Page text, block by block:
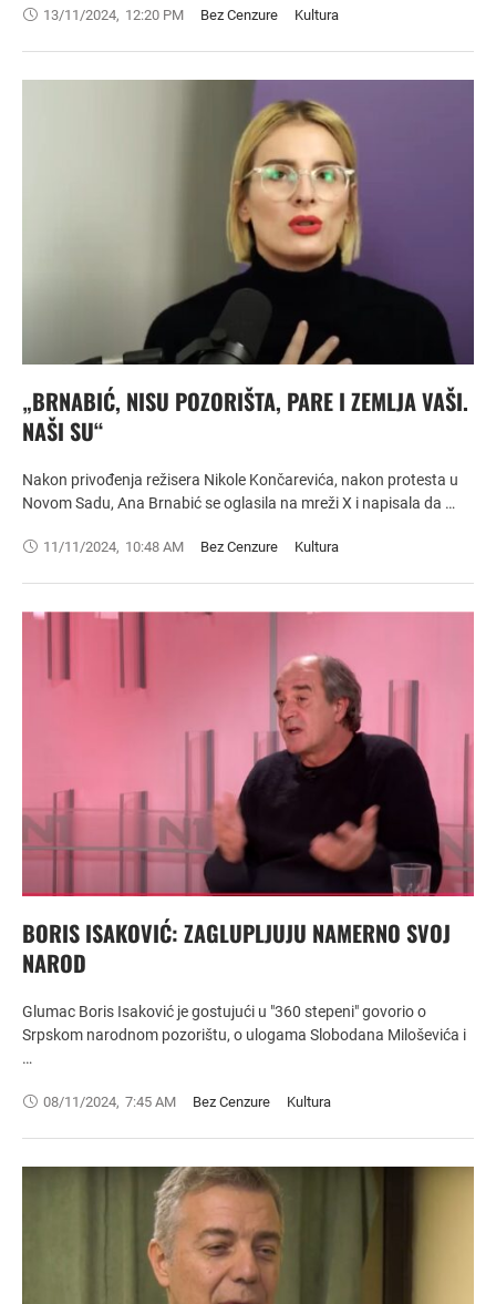
13/11/2024, 12:20 PM Bez Cenzure Kultura
„BRNABIĆ, NISU POZORIŠTA, PARE I ZEMLJA VAŠI.
NAŠI SU“
Nakon privođenja režisera Nikole Končarevića, nakon protesta u
Novom Sadu, Ana Brnabić se oglasila na mreži X i napisala da …
11/11/2024, 10:48 AM Bez Cenzure Kultura
BORIS ISAKOVIĆ: ZAGLUPLJUJU NAMERNO SVOJ
NAROD
Glumac Boris Isaković je gostujući u "360 stepeni" govorio o
Srpskom narodnom pozorištu, o ulogama Slobodana Miloševića i
…
08/11/2024, 7:45 AM Bez Cenzure Kultura